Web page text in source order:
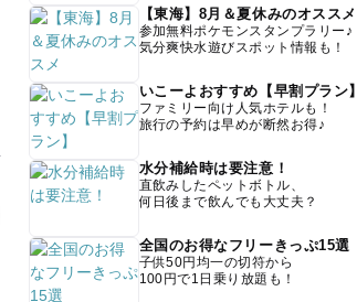
【東海】8月＆夏休みのオススメ
参加無料ポケモンスタンプラリー♪
気分爽快水遊びスポット情報も！
いこーよおすすめ【早割プラン】
ファミリー向け人気ホテルも！
旅行の予約は早めが断然お得♪
水分補給時は要注意！
直飲みしたペットボトル、
何日後まで飲んでも大丈夫？
全国のお得なフリーきっぷ15選
子供50円均一の切符から
100円で1日乗り放題も！